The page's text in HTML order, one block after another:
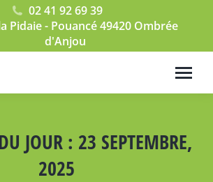
02 41 92 69 39
Pidaie - Pouancé 49420 Ombrée
d'Anjou
JOUR : 23 SEPTEMBRE,
2025